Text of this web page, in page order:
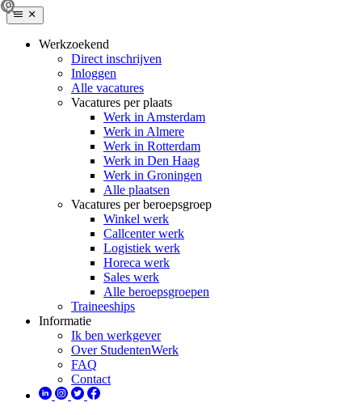
Werkzoekend
Direct inschrijven
Inloggen
Alle vacatures
Vacatures per plaats
Werk in Amsterdam
Werk in Almere
Werk in Rotterdam
Werk in Den Haag
Werk in Groningen
Alle plaatsen
Vacatures per beroepsgroep
Winkel werk
Callcenter werk
Logistiek werk
Horeca werk
Sales werk
Alle beroepsgroepen
Traineeships
Informatie
Ik ben werkgever
Over StudentenWerk
FAQ
Contact